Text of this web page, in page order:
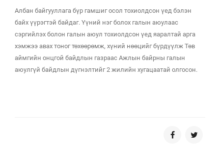
Албан байгууллага бүр гамшиг осол тохиолдсон үед бэлэн
байх үүрэгтэй байдаг. Үүний нэг болох галын аюулаас
сэргийлэх болон галын аюул тохиолдсон үед яаралтай арга
хэмжээ авах тоног төхөөрөмж, хүний нөөцийг бүрдүүлж Төв
аймгийн онцгой байдлын газраас Ажлын байрны галын
аюулгүй байдлын дүгнэлтийг 2 жилийн хугацаатай олгосон.